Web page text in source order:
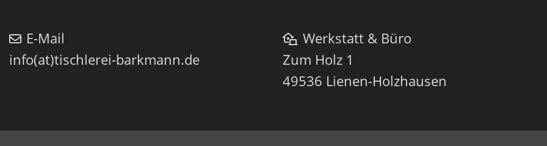
E-Mail
info(at)tischlerei-barkmann.de
Werkstatt & Büro
Zum Holz 1
49536 Lienen-Holzhausen